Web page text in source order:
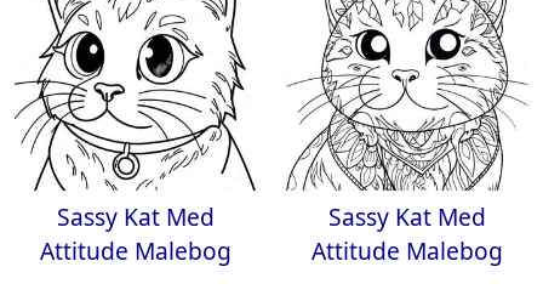
Sassy Kat Med
Attitude Malebog
Sassy Kat Med
Attitude Malebog